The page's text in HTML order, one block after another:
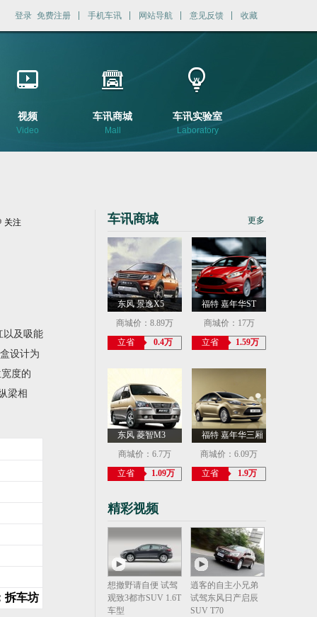
登录 免费注册 手机车讯 网站导航 意见反馈 收藏
视频
Video
车讯商城
Mall
车讯实验室
Laboratory
关注
及吸能
设计为
度的
梁相
拆车坊
更多
车讯商城
东风 景逸X5
商城价：8.89万
立省
0.4万
福特 嘉年华ST
商城价：17万
立省
1.59万
东风 菱智M3
商城价：6.7万
立省
1.09万
福特 嘉年华三厢
商城价：6.09万
立省
1.9万
精彩视频
想撤野请自便 试驾
观致3都市SUV 1.6T
车型
逍客的自主小兄弟
试驾东风日产启辰
SUV T70